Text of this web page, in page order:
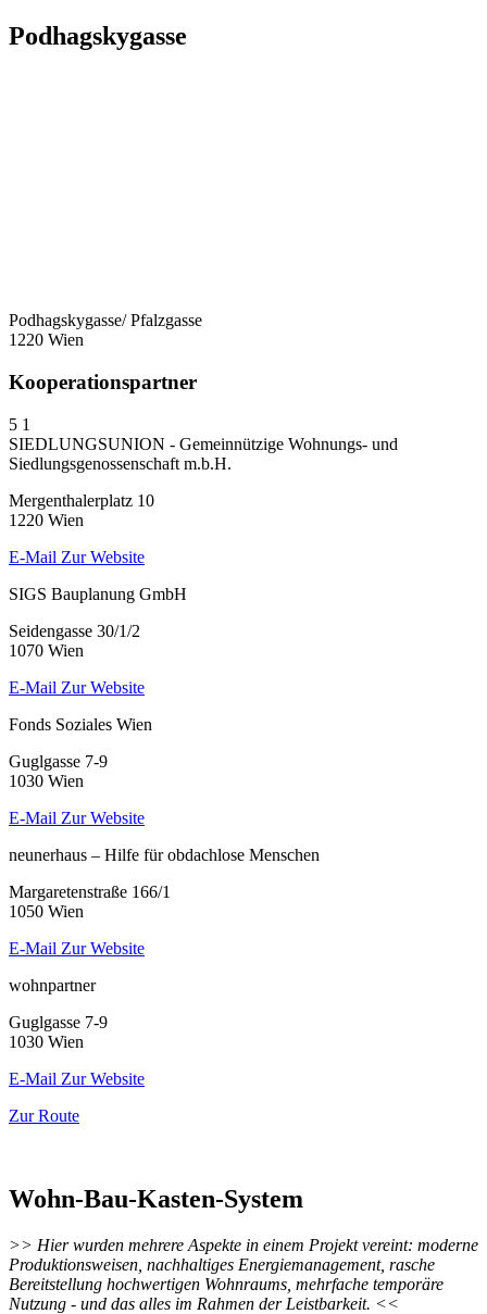
Podhagskygasse
Podhagskygasse/ Pfalzgasse
1220 Wien
Kooperationspartner
5 1
SIEDLUNGSUNION - Gemeinnützige Wohnungs- und
Siedlungsgenossenschaft m.b.H.
Mergenthalerplatz 10
1220 Wien
E-Mail Zur Website
SIGS Bauplanung GmbH
Seidengasse 30/1/2
1070 Wien
E-Mail Zur Website
Fonds Soziales Wien
Guglgasse 7-9
1030 Wien
E-Mail Zur Website
neunerhaus – Hilfe für obdachlose Menschen
Margaretenstraße 166/1
1050 Wien
E-Mail Zur Website
wohnpartner
Guglgasse 7-9
1030 Wien
E-Mail Zur Website
Zur Route
Wohn-Bau-Kasten-System
>> Hier wurden mehrere Aspekte in einem Projekt vereint: moderne
Produktionsweisen, nachhaltiges Energiemanagement, rasche
Bereitstellung hochwertigen Wohnraums, mehrfache temporäre
Nutzung - und das alles im Rahmen der Leistbarkeit. <<